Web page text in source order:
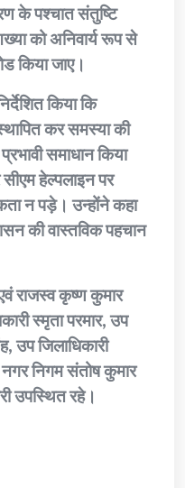
के पश्चात संतुष्टि
को अनिवार्य रूप से
किया जाए।
किया कि
कर समस्या की
समाधान किया
सीएम हेल्पलाइन पर
न पड़े। उन्होंने कहा
की वास्तविक पहचान
राजस्व कृष्ण कुमार
स्मृता परमार, उप
उप जिलाधिकारी
निगम संतोष कुमार
उपस्थित रहे।